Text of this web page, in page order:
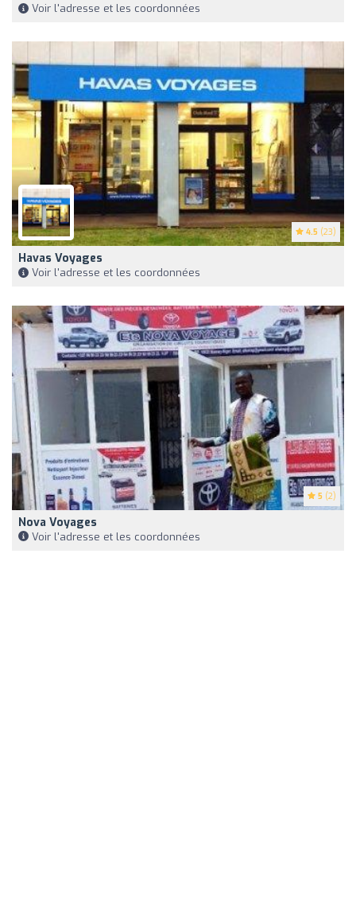
Voir l'adresse et les coordonnées
4.5 (23)
Havas Voyages
Voir l'adresse et les coordonnées
5 (2)
Nova Voyages
Voir l'adresse et les coordonnées